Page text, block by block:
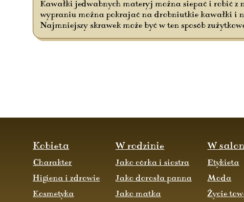
Kawałki jedwabnych materyj można siepać i robić z
wypraniu można pokrajać na drobniutkie kawałki i
Najmniejszy skrawek może być w ten sposób
Kobieta
Charakter
Higiena i zdrowie
Kosmetyka
W rodzinie
Jako córka i siostra
Jako dorosła panna
Jako matka
W
Etykieta
Moda
Życie